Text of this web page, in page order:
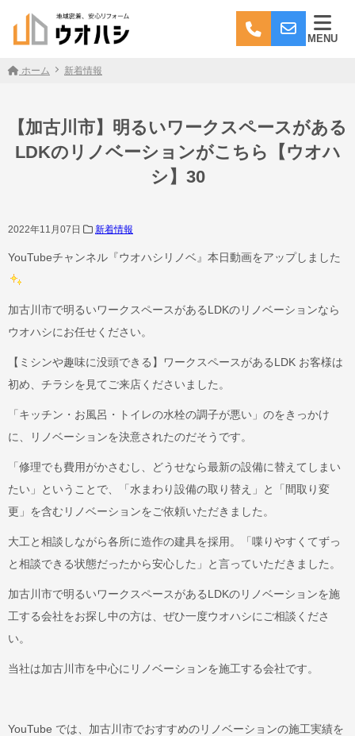
MENU
ホーム 新着情報
【加古川市】明るいワークスペースがある
LDKのリノベーションがこちら【ウオハ
シ】30
2022年11月07日 新着情報
YouTubeチャンネル『ウオハシリノベ』本日動画をアップしました
加古川市で明るいワークスペースがあるLDKのリノベーションなら
ウオハシにお任せください。
【ミシンや趣味に没頭できる】ワークスペースがあるLDK お客様は
初め、チラシを見てご来店くださいました。
「キッチン・お風呂・トイレの水栓の調子が悪い」のをきっかけ
に、リノベーションを決意されたのだそうです。
「修理でも費用がかさむし、どうせなら最新の設備に替えてしまい
たい」ということで、「水まわり設備の取り替え」と「間取り変
更」を含むリノベーションをご依頼いただきました。
大工と相談しながら各所に造作の建具を採用。「喋りやすくてずっ
と相談できる状態だったから安心した」と言っていただきました。
加古川市で明るいワークスペースがあるLDKのリノベーションを施
工する会社をお探し中の方は、ぜひ一度ウオハシにご相談くださ
い。
当社は加古川市を中心にリノベーションを施工する会社です。
YouTube では、加古川市でおすすめのリノベーションの施⼯実績を